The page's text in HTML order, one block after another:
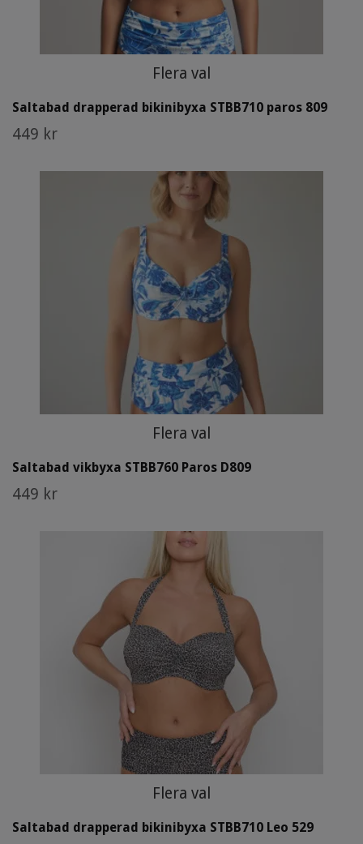
Flera val
Saltabad drapperad bikinibyxa STBB710 paros 809
449 kr
Flera val
Saltabad vikbyxa STBB760 Paros D809
449 kr
Flera val
Saltabad drapperad bikinibyxa STBB710 Leo 529